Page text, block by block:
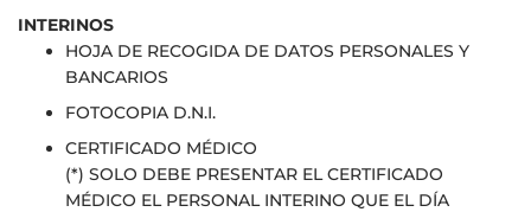
INTERINOS
HOJA DE RECOGIDA DE DATOS PERSONALES Y
BANCARIOS
FOTOCOPIA D.N.I.
CERTIFICADO MÉDICO
(*) SOLO DEBE PRESENTAR EL CERTIFICADO
MÉDICO EL PERSONAL INTERINO QUE EL DÍA